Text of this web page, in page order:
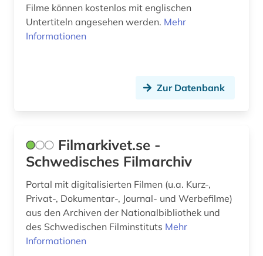
Filme können kostenlos mit englischen
Untertiteln angesehen werden. Mehr
Informationen
Zur Datenbank
Filmarkivet.se -
Schwedisches Filmarchiv
Portal mit digitalisierten Filmen (u.a. Kurz-,
Privat-, Dokumentar-, Journal- und Werbefilme)
aus den Archiven der Nationalbibliothek und
des Schwedischen Filminstituts Mehr
Informationen